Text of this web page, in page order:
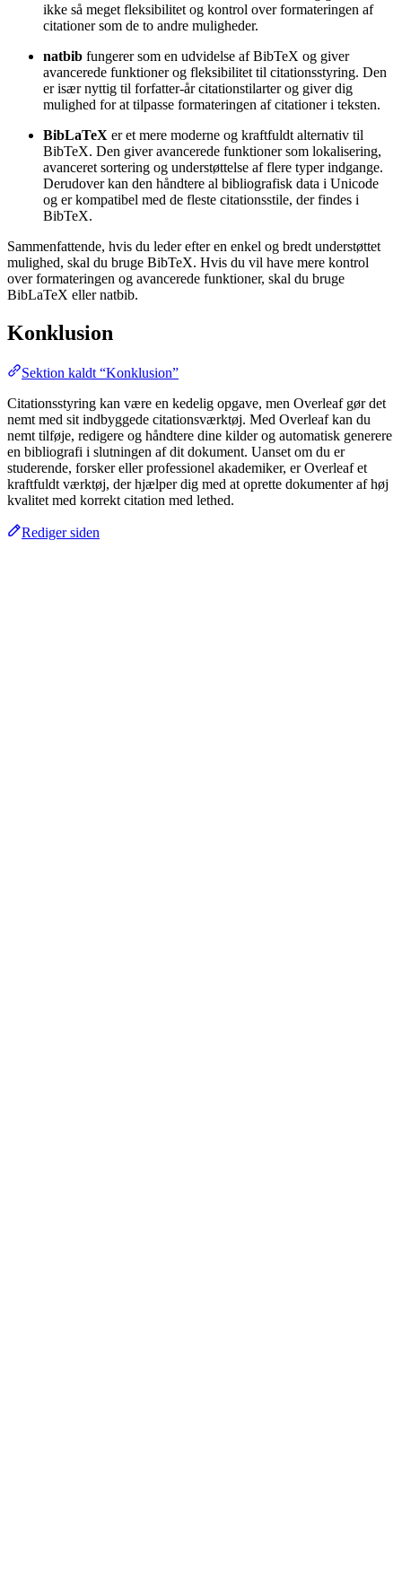
ikke så meget fleksibilitet og kontrol over formateringen af
citationer som de to andre muligheder.
natbib fungerer som en udvidelse af BibTeX og giver
avancerede funktioner og fleksibilitet til citationsstyring. Den
er især nyttig til forfatter-år citationstilarter og giver dig
mulighed for at tilpasse formateringen af citationer i teksten.
BibLaTeX er et mere moderne og kraftfuldt alternativ til
BibTeX. Den giver avancerede funktioner som lokalisering,
avanceret sortering og understøttelse af flere typer indgange.
Derudover kan den håndtere al bibliografisk data i Unicode
og er kompatibel med de fleste citationsstile, der findes i
BibTeX.
Sammenfattende, hvis du leder efter en enkel og bredt understøttet
mulighed, skal du bruge BibTeX. Hvis du vil have mere kontrol
over formateringen og avancerede funktioner, skal du bruge
BibLaTeX eller natbib.
Konklusion
Sektion kaldt “Konklusion”
Citationsstyring kan være en kedelig opgave, men Overleaf gør det
nemt med sit indbyggede citationsværktøj. Med Overleaf kan du
nemt tilføje, redigere og håndtere dine kilder og automatisk generere
en bibliografi i slutningen af dit dokument. Uanset om du er
studerende, forsker eller professionel akademiker, er Overleaf et
kraftfuldt værktøj, der hjælper dig med at oprette dokumenter af høj
kvalitet med korrekt citation med lethed.
Rediger siden